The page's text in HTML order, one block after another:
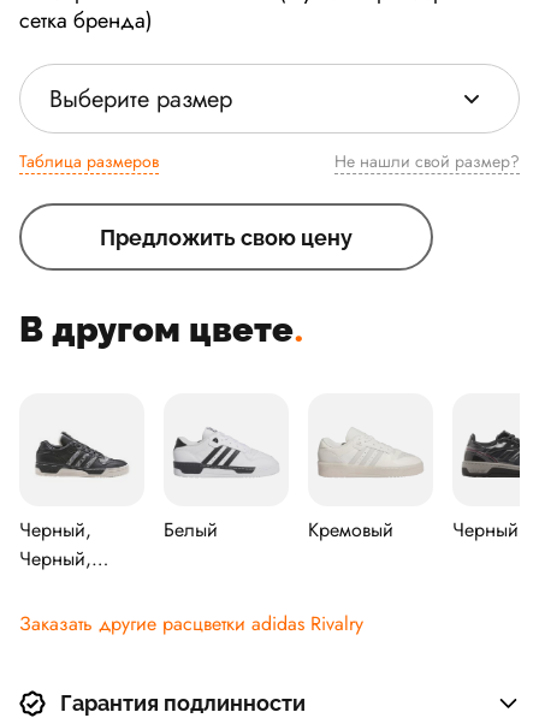
сетка бренда)
Выберите размер
Таблица размеров Не нашли свой размер?
Предложить свою цену
В другом цвете.
Черный,
Черный,
белый
Белый Кремовый Черный
Заказать другие расцветки adidas Rivalry
Гарантия подлинности